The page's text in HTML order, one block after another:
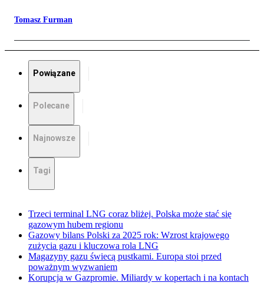
Tomasz Furman
Powiązane
Polecane
Najnowsze
Tagi
Trzeci terminal LNG coraz bliżej. Polska może stać się
gazowym hubem regionu
Gazowy bilans Polski za 2025 rok: Wzrost krajowego
zużycia gazu i kluczowa rola LNG
Magazyny gazu świecą pustkami. Europa stoi przed
poważnym wyzwaniem
Korupcja w Gazpromie. Miliardy w kopertach i na kontach